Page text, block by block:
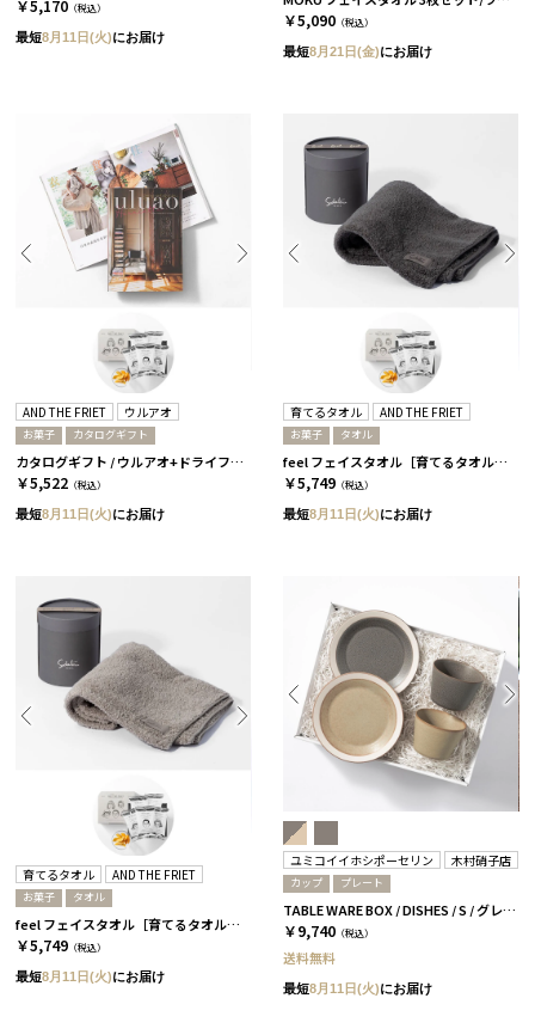
￥5,170 （税込）
最短8月11日(火)にお届け
￥5,090 （税込）
最短8月21日(金)にお届け
AND THE FRIET ウルアオ
お菓子 カタログギフト
カタログギフト / ウルアオ+ドライフリット ギフトボックスミニ5個［アンドザフリット］/ アウレリアーナ
￥5,522 （税込）
最短8月11日(火)にお届け
育てるタオル AND THE FRIET
お菓子 タオル
feel フェイスタオル［育てるタオル］+ドライフリット ギフトボックスミニ5個［アンドザフリット］/ チャコール
￥5,749 （税込）
最短8月11日(火)にお届け
育てるタオル AND THE FRIET
お菓子 タオル
feel フェイスタオル［育てるタオル］+ドライフリット ギフトボックスミニ5個［アンドザフリット］/ ムーングレージュ
￥5,749 （税込）
最短8月11日(火)にお届け
ユミコイイホシポーセリン 木村硝子店
カップ プレート
TABLE WARE BOX / DISHES / S / グレー＆ベージュ［イイホシユミコ×木村硝子店］
￥9,740 （税込）
送料無料
最短8月11日(火)にお届け